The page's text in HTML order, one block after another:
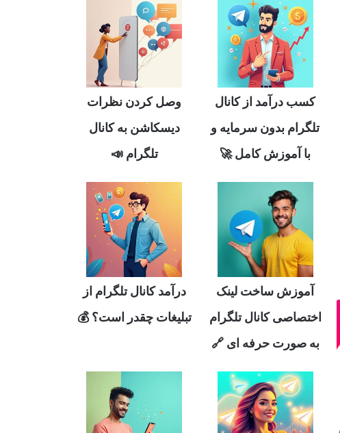
کسب درآمد از کانال
تلگرام بدون سرمایه و
با آموزش کامل 🚀
وصل کردن نظرات
دیسکاشن به کانال
تلگرام 📣
آموزش ساخت لینک
اختصاصی کانال تلگرام
به صورت حرفه ای 🔗
درآمد کانال تلگرام از
تبلیغات چقدر است؟ 💰